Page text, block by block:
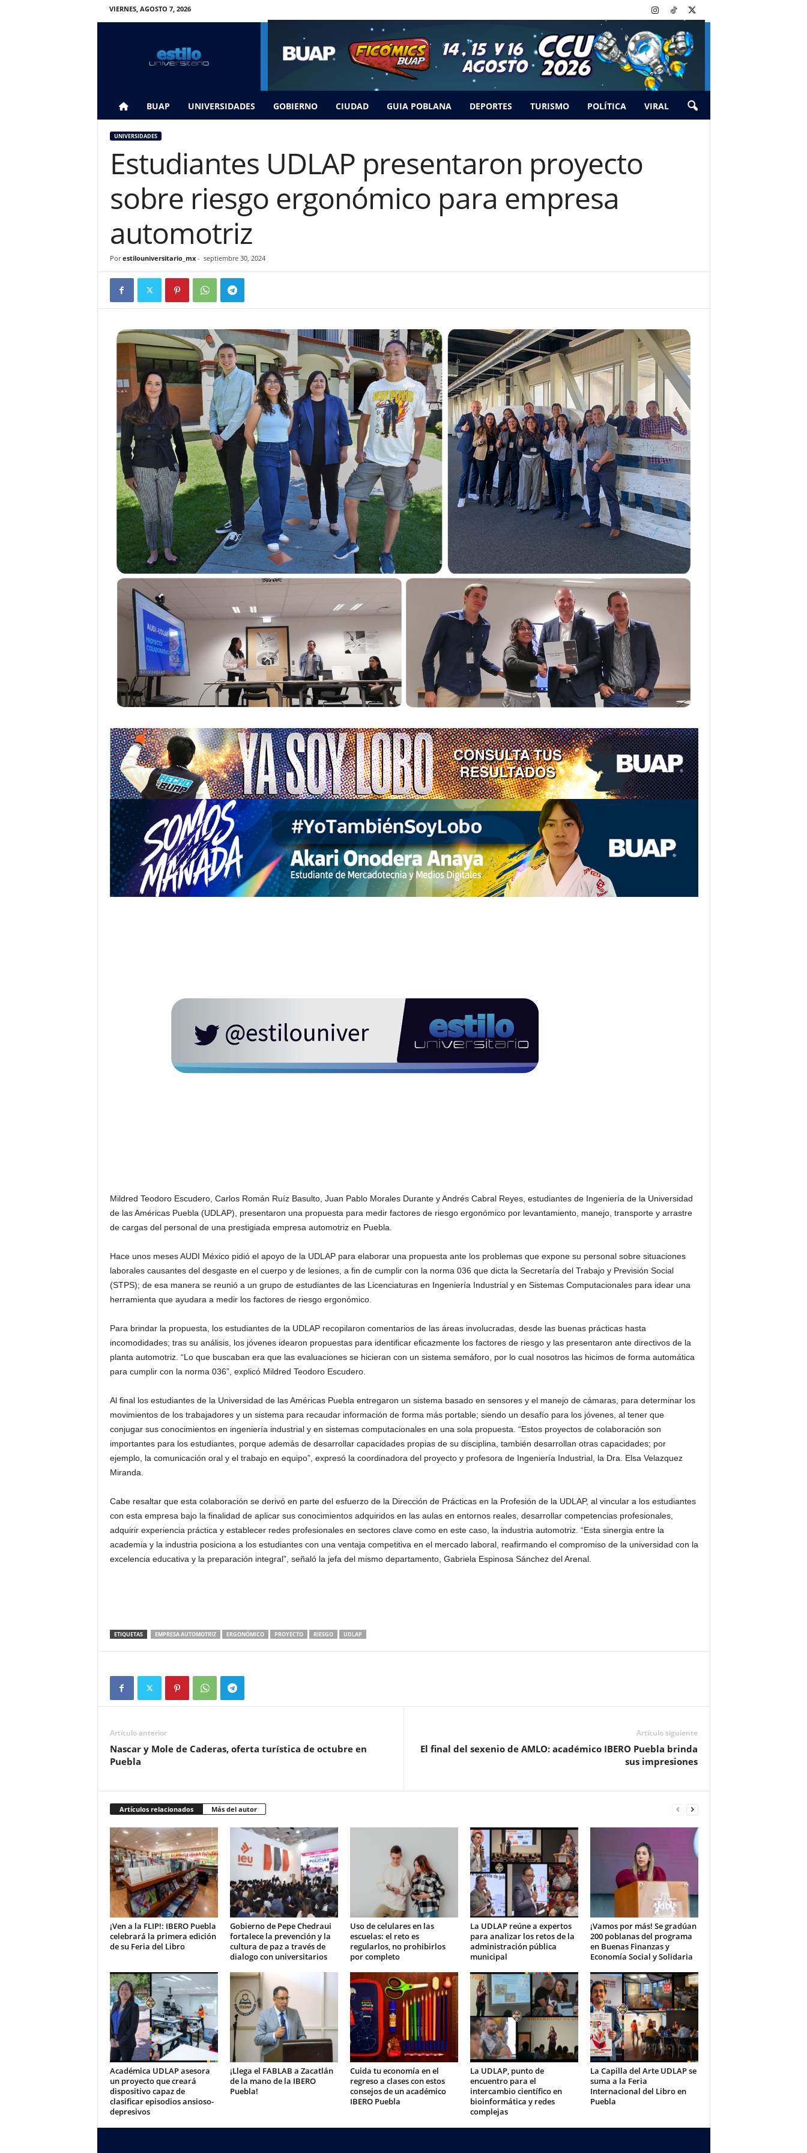
VIERNES, AGOSTO 7, 2026
BUAP UNIVERSIDADES GOBIERNO CIUDAD GUIA POBLANA DEPORTES TURISMO POLÍTICA VIRAL
UNIVERSIDADES
Estudiantes UDLAP presentaron proyecto
sobre riesgo ergonómico para empresa
automotriz
Por estilouniversitario_mx- septiembre 30, 2024
Mildred Teodoro Escudero, Carlos Román Ruíz Basulto, Juan Pablo Morales Durante y Andrés Cabral Reyes, estudiantes de Ingeniería de la Universidad
de las Américas Puebla (UDLAP), presentaron una propuesta para medir factores de riesgo ergonómico por levantamiento, manejo, transporte y arrastre
de cargas del personal de una prestigiada empresa automotriz en Puebla.
Hace unos meses AUDI México pidió el apoyo de la UDLAP para elaborar una propuesta ante los problemas que expone su personal sobre situaciones
laborales causantes del desgaste en el cuerpo y de lesiones, a fin de cumplir con la norma 036 que dicta la Secretaría del Trabajo y Previsión Social
(STPS); de esa manera se reunió a un grupo de estudiantes de las Licenciaturas en Ingeniería Industrial y en Sistemas Computacionales para idear una
herramienta que ayudara a medir los factores de riesgo ergonómico.
Para brindar la propuesta, los estudiantes de la UDLAP recopilaron comentarios de las áreas involucradas, desde las buenas prácticas hasta
incomodidades; tras su análisis, los jóvenes idearon propuestas para identificar eficazmente los factores de riesgo y las presentaron ante directivos de la
planta automotriz. “Lo que buscaban era que las evaluaciones se hicieran con un sistema semáforo, por lo cual nosotros las hicimos de forma automática
para cumplir con la norma 036”, explicó Mildred Teodoro Escudero.
Al final los estudiantes de la Universidad de las Américas Puebla entregaron un sistema basado en sensores y el manejo de cámaras, para determinar los
movimientos de los trabajadores y un sistema para recaudar información de forma más portable; siendo un desafío para los jóvenes, al tener que
conjugar sus conocimientos en ingeniería industrial y en sistemas computacionales en una sola propuesta. “Estos proyectos de colaboración son
importantes para los estudiantes, porque además de desarrollar capacidades propias de su disciplina, también desarrollan otras capacidades; por
ejemplo, la comunicación oral y el trabajo en equipo”, expresó la coordinadora del proyecto y profesora de Ingeniería Industrial, la Dra. Elsa Velazquez
Miranda.
Cabe resaltar que esta colaboración se derivó en parte del esfuerzo de la Dirección de Prácticas en la Profesión de la UDLAP, al vincular a los estudiantes
con esta empresa bajo la finalidad de aplicar sus conocimientos adquiridos en las aulas en entornos reales, desarrollar competencias profesionales,
adquirir experiencia práctica y establecer redes profesionales en sectores clave como en este caso, la industria automotriz. “Esta sinergia entre la
academia y la industria posiciona a los estudiantes con una ventaja competitiva en el mercado laboral, reafirmando el compromiso de la universidad con la
excelencia educativa y la preparación integral”, señaló la jefa del mismo departamento, Gabriela Espinosa Sánchez del Arenal.
ETIQUETAS EMPRESA AUTOMOTRIZ ERGONÓMICO PROYECTO RIESGO UDLAP
Artículo anterior
Nascar y Mole de Caderas, oferta turística de octubre en
Puebla
Artículo siguiente
El final del sexenio de AMLO: académico IBERO Puebla brinda
sus impresiones
Artículos relacionados Más del autor
¡Ven a la FLIP!: IBERO Puebla
celebrará la primera edición
de su Feria del Libro
Gobierno de Pepe Chedraui
fortalece la prevención y la
cultura de paz a través de
dialogo con universitarios
Uso de celulares en las
escuelas: el reto es
regularlos, no prohibirlos
por completo
La UDLAP reúne a expertos
para analizar los retos de la
administración pública
municipal
¡Vamos por más! Se gradúan
200 poblanas del programa
en Buenas Finanzas y
Economía Social y Solidaria
Académica UDLAP asesora
un proyecto que creará
dispositivo capaz de
clasificar episodios ansioso-
depresivos
¡Llega el FABLAB a Zacatlán
de la mano de la IBERO
Puebla!
Cuida tu economía en el
regreso a clases con estos
consejos de un académico
IBERO Puebla
La UDLAP, punto de
encuentro para el
intercambio científico en
bioinformática y redes
complejas
La Capilla del Arte UDLAP se
suma a la Feria
Internacional del Libro en
Puebla